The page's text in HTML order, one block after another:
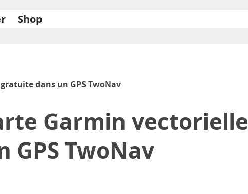
Shop
dans un GPS TwoNav
Garmin vectorielle
TwoNav